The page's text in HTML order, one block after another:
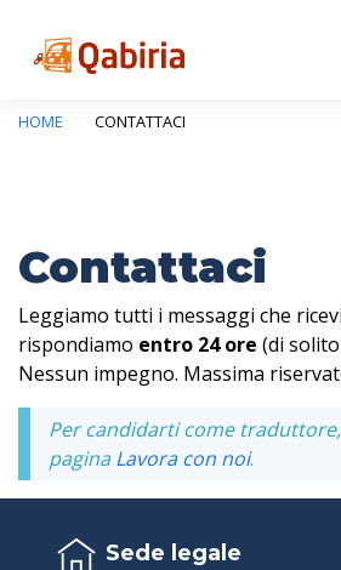
HOME CONTATTACI
Contattaci
Leggiamo tutti i messaggi che
rispondiamo entro 24 ore (di
Nessun impegno. Massima
Per candidarti come
paginaLavora con noi.
Sede legale